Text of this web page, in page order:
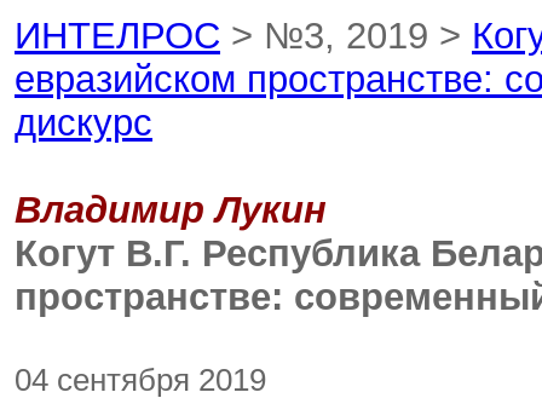
ИНТЕЛРОС > №3, 2019 >
евразийском пространстве:
дискурс
Владимир Лукин
Когут В.Г. Республика
пространстве:
04 сентября 2019